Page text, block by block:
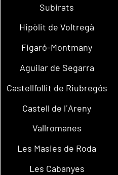
Subirats
Hipòlit de Voltregà
Figaró-Montmany
Aguilar de Segarra
Castellfollit de Riubregós
Castell de l´Areny
Vallromanes
Les Masies de Roda
Les Cabanyes